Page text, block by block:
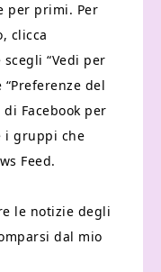
per primi. Per
clicca
scegli “Vedi per
del
Facebook per
i gruppi che
Feed.
le notizie degli
dal mio